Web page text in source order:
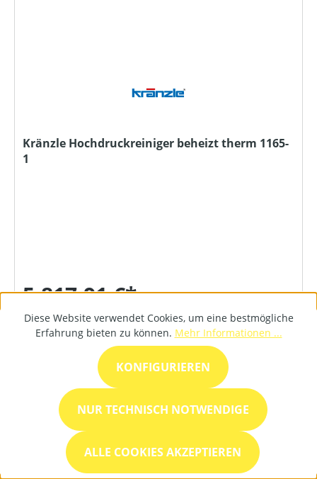
Kränzle Hochdruckreiniger beheizt therm 1165-
1
5.817,91 €*
DETAILS
Diese Website verwendet Cookies, um eine bestmögliche
Erfahrung bieten zu können. Mehr Informationen ...
NUR TECHNISCH NOTWENDIGE
KONFIGURIEREN
ALLE COOKIES AKZEPTIEREN